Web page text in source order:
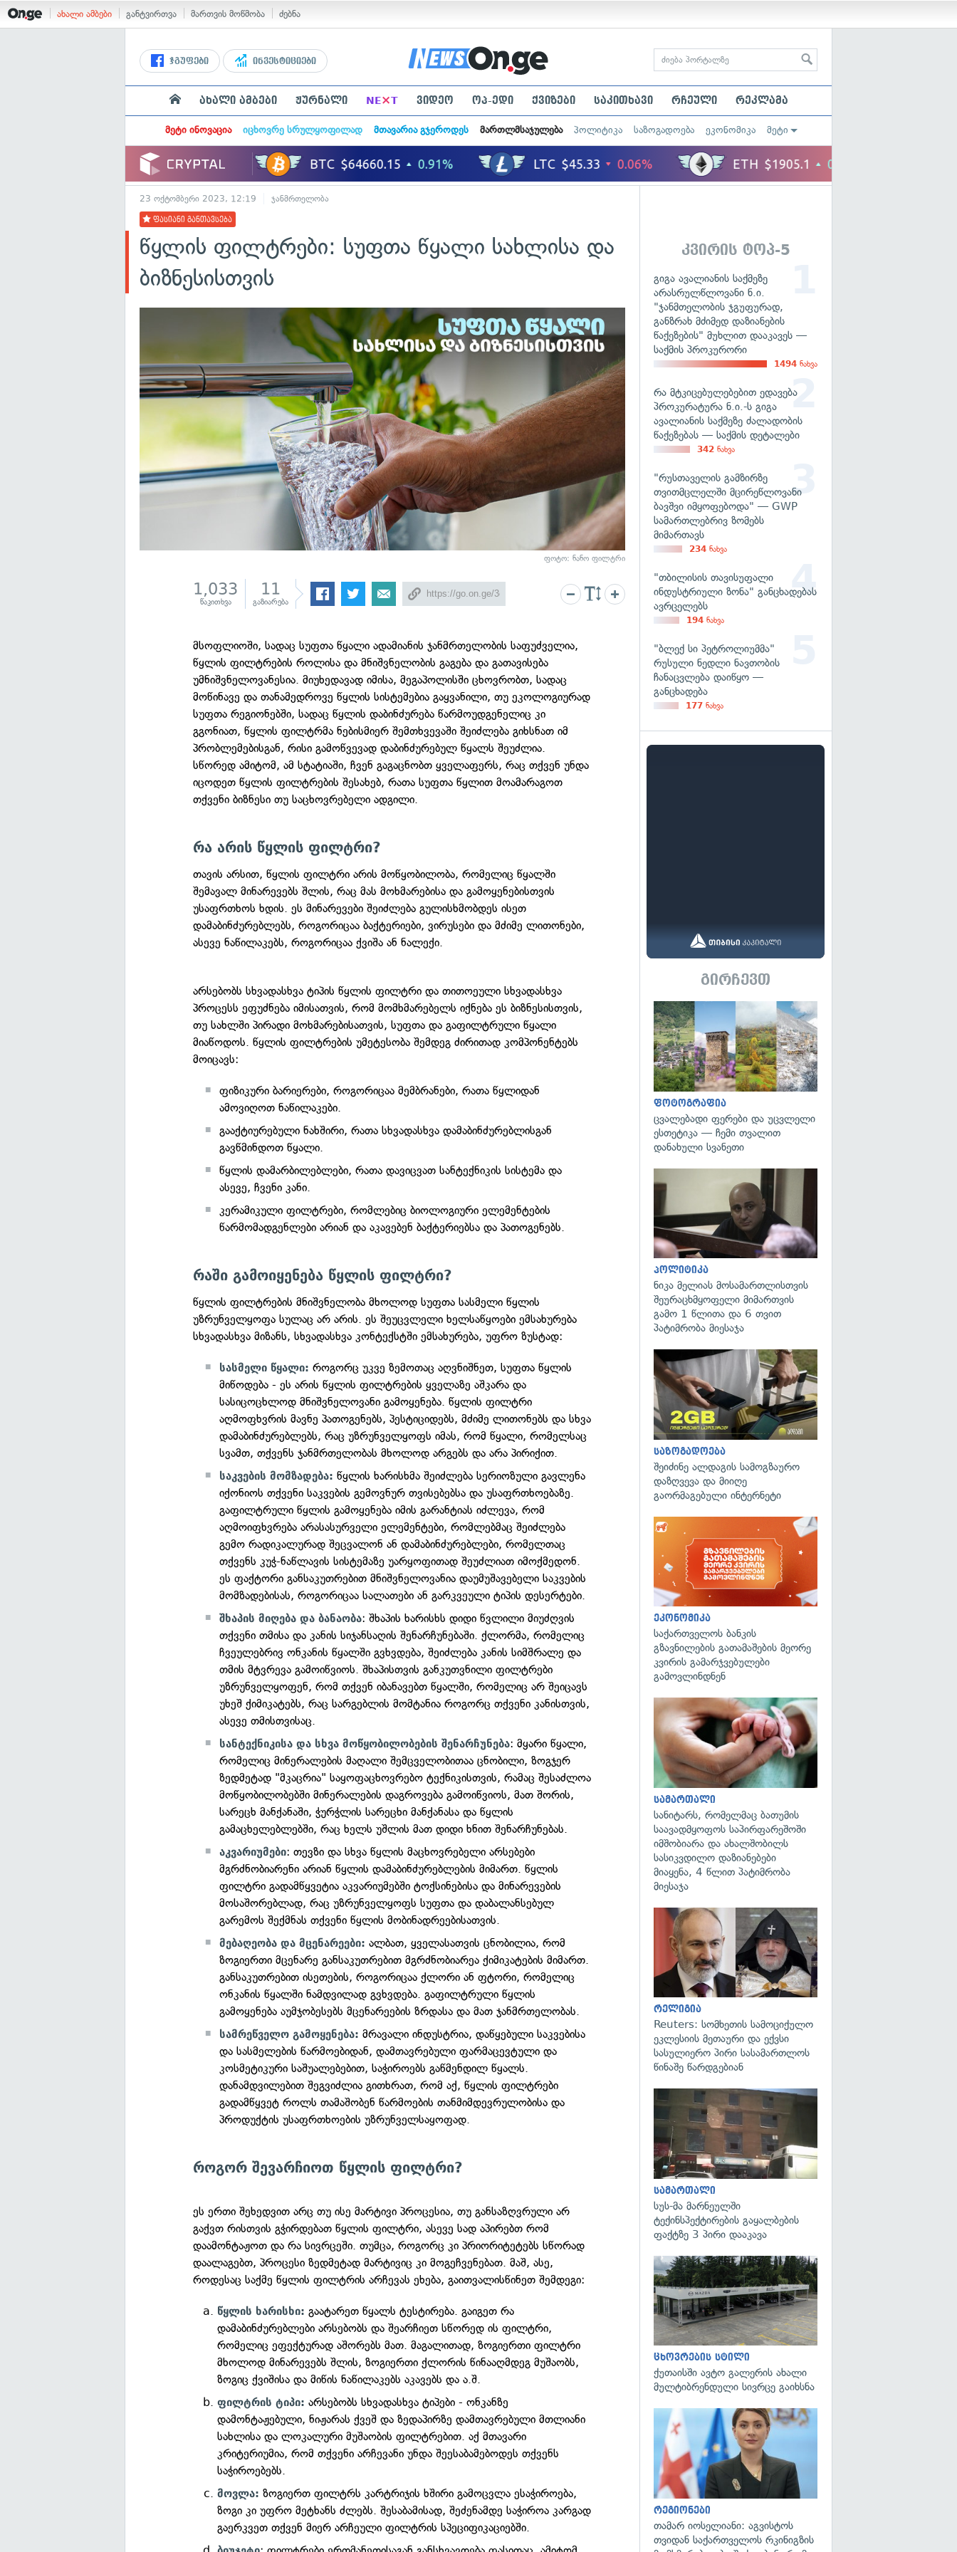
ახალი ამბები განტვირთვა მართვის მოწმობა ძებნა
ჯგუფები ინვესტიციები
ახალი ამბები ჟურნალი NE×T ვიდეო ოპ-ედი ქვიზები საკითხავი რჩეული რეკლამა
მეტი ინოვაცია იცხოვრე სრულყოფილად მთავარია გჯეროდეს მართლმსაჯულება პოლიტიკა საზოგადოება ეკონომიკა მეტი
23 ოქტომბერი 2023, 12:19 ჯანმრთელობა
ფასიანი განთავსება
წყლის ფილტრები: სუფთა წყალი სახლისა და
ბიზნესისთვის
ფოტო: ნანო ფილტრი
1,033
წაკითხვა
11
გაზიარება
მსოფლიოში, სადაც სუფთა წყალი ადამიანის ჯანმრთელობის საფუძველია,
წყლის ფილტრების როლისა და მნიშვნელობის გაგება და გათავისება
უმნიშვნელოვანესია. მიუხედავად იმისა, მეგაპოლისში ცხოვრობთ, სადაც
მოწინავე და თანამედროვე წყლის სისტემებია გაყვანილი, თუ ეკოლოგიურად
სუფთა რეგიონებში, სადაც წყლის დაბინძურება წარმოუდგენელიც კი
გგონიათ, წყლის ფილტრმა ნებისმიერ შემთხვევაში შეიძლება გიხსნათ იმ
პრობლემებისგან, რისი გამოწვევად დაბინძურებულ წყალს შეუძლია.
სწორედ ამიტომ, ამ სტატიაში, ჩვენ გაგაცნობთ ყველაფერს, რაც თქვენ უნდა
იცოდეთ წყლის ფილტრების შესახებ, რათა სუფთა წყლით მოამარაგოთ
თქვენი ბიზნესი თუ საცხოვრებელი ადგილი.
რა არის წყლის ფილტრი?
თავის არსით, წყლის ფილტრი არის მოწყობილობა, რომელიც წყალში
შემავალ მინარევებს შლის, რაც მას მოხმარებისა და გამოყენებისთვის
უსაფრთხოს ხდის. ეს მინარევები შეიძლება გულისხმობდეს ისეთ
დამაბინძურებლებს, როგორიცაა ბაქტერიები, ვირუსები და მძიმე ლითონები,
ასევე ნაწილაკებს, როგორიცაა ქვიშა ან ნალექი.
არსებობს სხვადასხვა ტიპის წყლის ფილტრი და თითოეული სხვადასხვა
პროცესს ეფუძნება იმისათვის, რომ მომხმარებელს იქნება ეს ბიზნესისთვის,
თუ სახლში პირადი მოხმარებისათვის, სუფთა და გაფილტრული წყალი
მიაწოდოს. წყლის ფილტრების უმეტესობა შემდეგ ძირითად კომპონენტებს
მოიცავს:
ფიზიკური ბარიერები, როგორიცაა მემბრანები, რათა წყლიდან
ამოვიღოთ ნაწილაკები.
გააქტიურებული ნახშირი, რათა სხვადასხვა დამაბინძურებლისგან
გავწმინდოთ წყალი.
წყლის დამარბილებლები, რათა დავიცვათ სანტექნიკის სისტემა და
ასევე, ჩვენი კანი.
კერამიკული ფილტრები, რომლებიც ბიოლოგიური ელემენტების
წარმომადგენლები არიან და აკავებენ ბაქტერიებსა და პათოგენებს.
რაში გამოიყენება წყლის ფილტრი?
წყლის ფილტრების მნიშვნელობა მხოლოდ სუფთა სასმელი წყლის
უზრუნველყოფა სულაც არ არის. ეს შეუცვლელი ხელსაწყოები ემსახურება
სხვადასხვა მიზანს, სხვადასხვა კონტექსტში ემსახურება, უფრო ზუსტად:
სასმელი წყალი: როგორც უკვე ზემოთაც აღვნიშნეთ, სუფთა წყლის
მიწოდება - ეს არის წყლის ფილტრების ყველაზე აშკარა და
სასიცოცხლოდ მნიშვნელოვანი გამოყენება. წყლის ფილტრი
აღმოფხვრის მავნე პათოგენებს, პესტიციდებს, მძიმე ლითონებს და სხვა
დამაბინძურებლებს, რაც უზრუნველყოფს იმას, რომ წყალი, რომელსაც
სვამთ, თქვენს ჯანმრთელობას მხოლოდ არგებს და არა პირიქით.
საკვების მომზადება: წყლის ხარისხმა შეიძლება სერიოზული გავლენა
იქონიოს თქვენი საკვების გემოვნურ თვისებებსა და უსაფრთხოებაზე.
გაფილტრული წყლის გამოყენება იმის გარანტიას იძლევა, რომ
აღმოიფხვრება არასასურველი ელემენტები, რომლებმაც შეიძლება
გემო რადიკალურად შეცვალონ ან დამაბინძურებლები, რომელთაც
თქვენს კუჭ-ნაწლავის სისტემაზე უარყოფითად შეუძლიათ იმოქმედონ.
ეს ფაქტორი განსაკუთრებით მნიშვნელოვანია დაუმუშავებელი საკვების
მომზადებისას, როგორიცაა სალათები ან გარკვეული ტიპის დესერტები.
შხაპის მიღება და ბანაობა: შხაპის ხარისხს დიდი წვლილი მიუძღვის
თქვენი თმისა და კანის სიჯანსაღის შენარჩუნებაში. ქლორმა, რომელიც
ჩვეულებრივ ონკანის წყალში გვხვდება, შეიძლება კანის სიმშრალე და
თმის მტვრევა გამოიწვიოს. შხაპისთვის განკუთვნილი ფილტრები
უზრუნველყოფენ, რომ თქვენ იბანავებთ წყალში, რომელიც არ შეიცავს
უხეშ ქიმიკატებს, რაც სარგებლის მომტანია როგორც თქვენი კანისთვის,
ასევე თმისთვისაც.
სანტექნიკისა და სხვა მოწყობილობების შენარჩუნება: მყარი წყალი,
რომელიც მინერალების მაღალი შემცველობითაა ცნობილი, ზოგჯერ
ზედმეტად "მკაცრია" საყოფაცხოვრებო ტექნიკისთვის, რამაც შესაძლოა
მოწყობილობებში მინერალების დაგროვება გამოიწვიოს, მათ შორის,
სარეცხ მანქანაში, ჭურჭლის სარეცხი მანქანასა და წყლის
გამაცხელებლებში, რაც ხელს უშლის მათ დიდი ხნით შენარჩუნებას.
აკვარიუმები: თევზი და სხვა წყლის მაცხოვრებელი არსებები
მგრძნობიარენი არიან წყლის დამაბინძურებლების მიმართ. წყლის
ფილტრი გადამწყვეტია აკვარიუმებში ტოქსინებისა და მინარევების
მოსაშორებლად, რაც უზრუნველყოფს სუფთა და დაბალანსებულ
გარემოს შექმნას თქვენი წყლის მობინადრეებისათვის.
მებაღეობა და მცენარეები: ალბათ, ყველასათვის ცნობილია, რომ
ზოგიერთი მცენარე განსაკუთრებით მგრძნობიარეა ქიმიკატების მიმართ.
განსაკუთრებით ისეთების, როგორიცაა ქლორი ან ფტორი, რომელიც
ონკანის წყალში ნამდვილად გვხვდება. გაფილტრული წყლის
გამოყენება აუმჯობესებს მცენარეების ზრდასა და მათ ჯანმრთელობას.
სამრეწველო გამოყენება: მრავალი ინდუსტრია, დაწყებული საკვებისა
და სასმელების წარმოებიდან, დამთავრებული ფარმაცევტული და
კოსმეტიკური საშუალებებით, საჭიროებს გაწმენდილ წყალს.
დანამდვილებით შეგვიძლია გითხრათ, რომ აქ, წყლის ფილტრები
გადამწყვეტ როლს თამაშობენ წარმოების თანმიმდევრულობისა და
პროდუქტის უსაფრთხოების უზრუნველსაყოფად.
როგორ შევარჩიოთ წყლის ფილტრი?
ეს ერთი შეხედვით არც თუ ისე მარტივი პროცესია, თუ განსაზღვრული არ
გაქვთ რისთვის გჭირდებათ წყლის ფილტრი, ასევე სად აპირებთ რომ
დაამონტაჟოთ და რა სივრცეში. თუმცა, როგორც კი პრიორიტეტებს სწორად
დაალაგებთ, პროცესი ზედმეტად მარტივიც კი მოგეჩვენებათ. მაშ, ასე,
როდესაც საქმე წყლის ფილტრის არჩევას ეხება, გაითვალისწინეთ შემდეგი:
წყლის ხარისხი: გაატარეთ წყალს ტესტირება. გაიგეთ რა
დამაბინძურებლები არსებობს და შეარჩიეთ სწორედ ის ფილტრი,
რომელიც ეფექტურად აშორებს მათ. მაგალითად, ზოგიერთი ფილტრი
მხოლოდ მინარევებს შლის, ზოგიერთი ქლორის წინააღმდეგ მუშაობს,
ზოგიც ქვიშისა და მიწის ნაწილაკებს აკავებს და ა.შ.
ფილტრის ტიპი: არსებობს სხვადასხვა ტიპები - ონკანზე
დამონტაჟებული, ნიჟარას ქვეშ და ზედაპირზე დამთავრებული მთლიანი
სახლისა და ლოკალური მუშაობის ფილტრებით. აქ მთავარი
კრიტერიუმია, რომ თქვენი არჩევანი უნდა შეესაბამებოდეს თქვენს
საჭიროებებს.
მოვლა: ზოგიერთ ფილტრს კარტრიჯის ხშირი გამოცვლა ესაჭიროება,
ზოგი კი უფრო მეტხანს ძლებს. შესაბამისად, შეძენამდე საჭიროა კარგად
გაერკვეთ თქვენ მიერ არჩეული ფილტრის სპეციფიკაციებში.
კვირის ტოპ-5
გიგა ავალიანის საქმეზე
არასრულწლოვანი ნ.ი.
"ჯანმთელობის ჯგუფურად,
განზრახ მძიმედ დაზიანების
წაქეზების" მუხლით დააკავეს —
საქმის პროკურორი
1494 ნახვა
რა მტკიცებულებებით ედავება
პროკურატურა ნ.ი.-ს გიგა
ავალიანის საქმეზე ძალადობის
წაქეზებას — საქმის დეტალები
342 ნახვა
"რუსთაველის გამზირზე
თვითმცლელში მცირეწლოვანი
ბავშვი იმყოფებოდა" — GWP
სამართლებრივ ზომებს
მიმართავს
234 ნახვა
"თბილისის თავისუფალი
ინდუსტრიული ზონა" განცხადებას
ავრცელებს
194 ნახვა
"ბლექ სი პეტროლიუმმა"
რუსული ნედლი ნავთობის
ჩანაცვლება დაიწყო —
განცხადება
177 ნახვა
გირჩევთ
ფოტოგრაფია
ცვალებადი ფერები და უცვლელი
ესთეტიკა — ჩემი თვალით
დანახული სვანეთი
პოლიტიკა
ნიკა მელიას მოსამართლისთვის
შეურაცხმყოფელი მიმართვის
გამო 1 წლითა და 6 თვით
პატიმრობა მიესაჯა
საზოგადოება
შეიძინე ალდაგის სამოგზაურო
დაზღვევა და მიიღე
გაორმაგებული ინტერნეტი
ეკონომიკა
საქართველოს ბანკის
გზავნილების გათამაშების მეორე
კვირის გამარჯვებულები
გამოვლინდნენ
სამართალი
სანიტარს, რომელმაც ბათუმის
საავადმყოფოს საპირფარეშოში
იმშობიარა და ახალშობილს
სასიკვდილო დაზიანებები
მიაყენა, 4 წლით პატიმრობა
მიესაჯა
რელიგია
Reuters: სომხეთის სამოციქულო
ეკლესიის მეთაური და ექვსი
სასულიერო პირი სასამართლოს
წინაშე წარდგებიან
სამართალი
სუს-მა მარნეულში
ტექინსპექტირების გაყალბების
ფაქტზე 3 პირი დააკავა
ცხოვრების სტილი
ქუთაისში ავტო გალერის ახალი
მულტიბრენდული სივრცე გაიხსნა
რეგიონები
თამარ იოსელიანი: აგვისტოს
თვიდან საქართველოს რკინიგზის